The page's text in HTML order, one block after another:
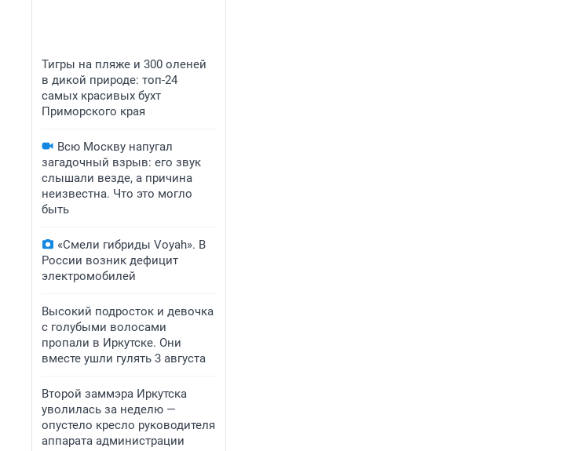
Тигры на пляже и 300 оленей
в дикой природе: топ-24
самых красивых бухт
Приморского края
Всю Москву напугал
загадочный взрыв: его звук
слышали везде, а причина
неизвестна. Что это могло
быть
«Смели гибриды Voyah». В
России возник дефицит
электромобилей
Высокий подросток и девочка
с голубыми волосами
пропали в Иркутске. Они
вместе ушли гулять 3 августа
Второй заммэра Иркутска
уволилась за неделю —
опустело кресло руководителя
аппарата администрации